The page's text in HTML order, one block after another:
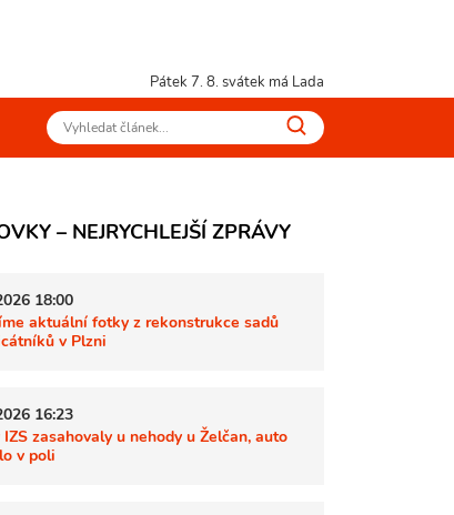
Pátek 7. 8. svátek má Lada
– NEJRYCHLEJŠÍ ZPRÁVY
18:00
aktuální fotky z rekonstrukce sadů
v Plzni
16:23
zasahovaly u nehody u Želčan, auto
v poli